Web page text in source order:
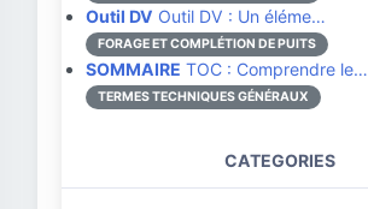
Outil DV Outil DV : Un éléme…
FORAGE ET COMPLÉTION DE PUITS
SOMMAIRE TOC : Comprendre le…
TERMES TECHNIQUES GÉNÉRAUX
CATEGORIES